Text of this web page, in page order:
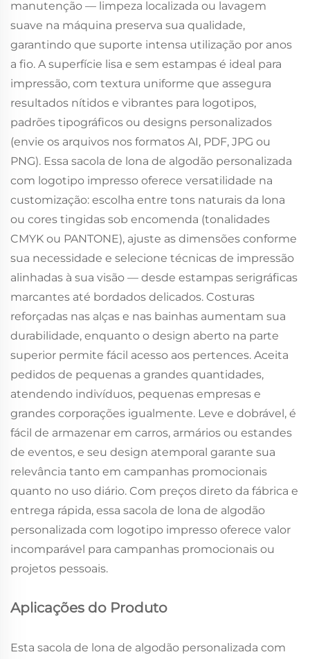
manutenção — limpeza localizada ou lavagem
suave na máquina preserva sua qualidade,
garantindo que suporte intensa utilização por anos
a fio. A superfície lisa e sem estampas é ideal para
impressão, com textura uniforme que assegura
resultados nítidos e vibrantes para logotipos,
padrões tipográficos ou designs personalizados
(envie os arquivos nos formatos AI, PDF, JPG ou
PNG). Essa sacola de lona de algodão personalizada
com logotipo impresso oferece versatilidade na
customização: escolha entre tons naturais da lona
ou cores tingidas sob encomenda (tonalidades
CMYK ou PANTONE), ajuste as dimensões conforme
sua necessidade e selecione técnicas de impressão
alinhadas à sua visão — desde estampas serigráficas
marcantes até bordados delicados. Costuras
reforçadas nas alças e nas bainhas aumentam sua
durabilidade, enquanto o design aberto na parte
superior permite fácil acesso aos pertences. Aceita
pedidos de pequenas a grandes quantidades,
atendendo indivíduos, pequenas empresas e
grandes corporações igualmente. Leve e dobrável, é
fácil de armazenar em carros, armários ou estandes
de eventos, e seu design atemporal garante sua
relevância tanto em campanhas promocionais
quanto no uso diário. Com preços direto da fábrica e
entrega rápida, essa sacola de lona de algodão
personalizada com logotipo impresso oferece valor
incomparável para campanhas promocionais ou
projetos pessoais.
Aplicações do Produto
Esta sacola de lona de algodão personalizada com